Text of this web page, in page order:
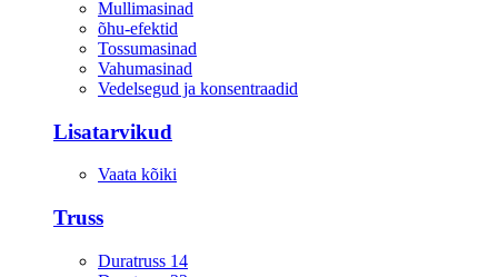
Mullimasinad
õhu-efektid
Tossumasinad
Vahumasinad
Vedelsegud ja konsentraadid
Lisatarvikud
Vaata kõiki
Truss
Duratruss 14